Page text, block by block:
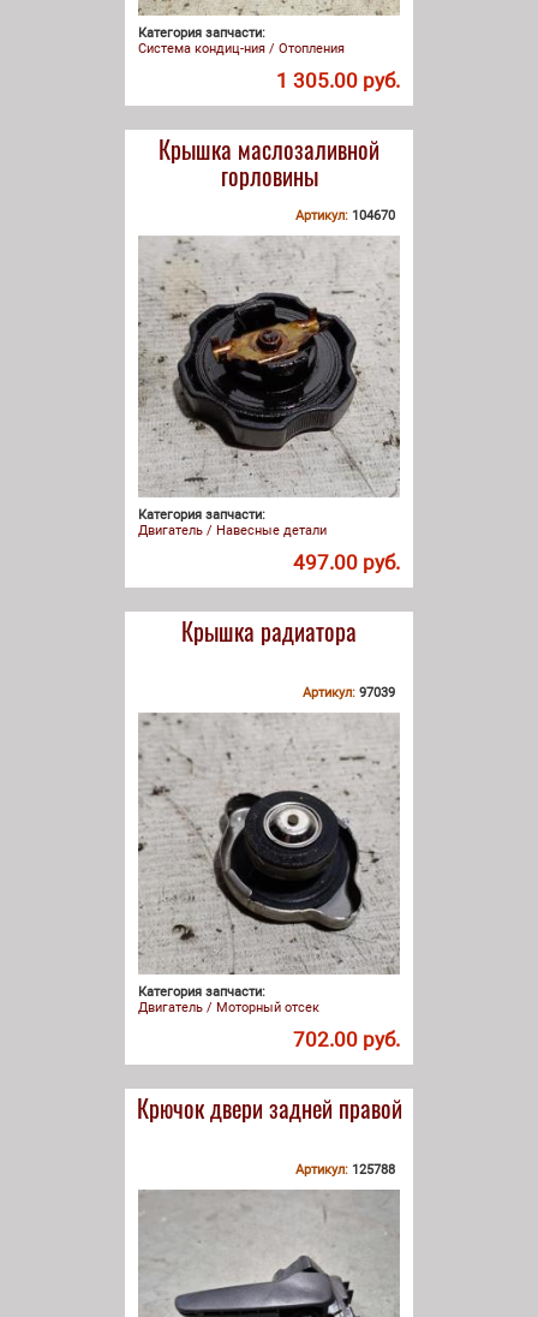
Категория запчасти:
Система кондиц-ния / Отопления
1 305.00 руб.
Крышка маслозаливной
горловины
Артикул: 104670
Категория запчасти:
Двигатель / Навесные детали
497.00 руб.
Крышка радиатора
Артикул: 97039
Категория запчасти:
Двигатель / Моторный отсек
702.00 руб.
Крючок двери задней правой
Артикул: 125788